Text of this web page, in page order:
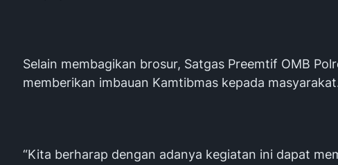
Selain membagikan brosur, Satgas Preemtif OMB
memberikan imbauan Kamtibmas kepada
“Kita berharap dengan adanya kegiatan ini dapat